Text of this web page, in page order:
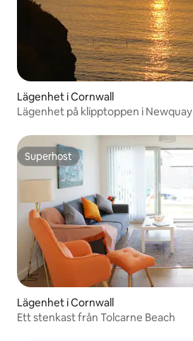
Lägenhet i Cornwall
Lägenhet på klipptoppen i Newquay
Superhost
Superhost
Lägenhet i Cornwall
Ett stenkast från Tolcarne Beach